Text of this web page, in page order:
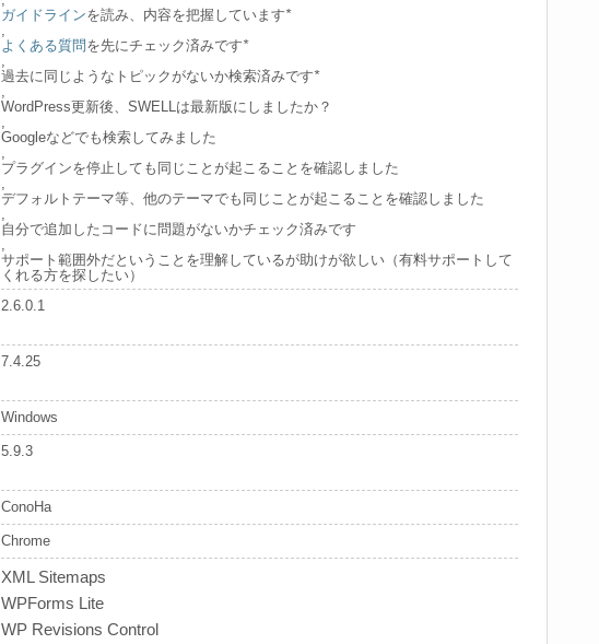
ガイドラインを読み、内容を把握しています*
よくある質問を先にチェック済みです*
過去に同じようなトピックがないか検索済みです*
WordPress更新後、SWELLは最新版にしましたか？
Googleなどでも検索してみました
プラグインを停止しても同じことが起こることを確認しました
デフォルトテーマ等、他のテーマでも同じことが起こることを確認しました
自分で追加したコードに問題がないかチェック済みです
サポート範囲外だということを理解しているが助けが欲しい（有料サポートして
くれる方を探したい）
2.6.0.1
7.4.25
Windows
5.9.3
ConoHa
Chrome
XML Sitemaps
WPForms Lite
WP Revisions Control